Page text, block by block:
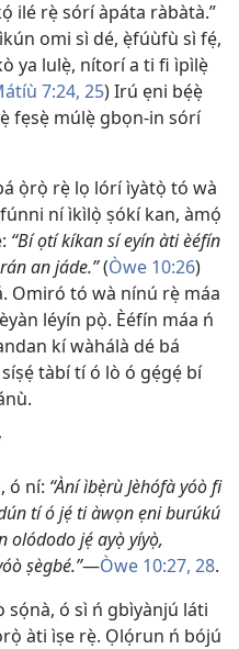
ilé rẹ̀ sórí àpáta ràbàtà.”
omi sì dé, ẹ̀fúùfù sì fẹ́,
ya lulẹ̀, nítorí a ti fi ìpìlẹ̀
7:24, 25) Irú ẹni bẹ́ẹ̀
fẹsẹ̀ múlẹ̀ gbọn-in sórí
ọ̀rọ̀ rẹ̀ lọ lórí ìyàtọ̀ tó wà
ní ìkìlọ̀ ṣókí kan, àmọ́
“Bí ọtí kíkan sí eyín àti èéfín
an jáde.”(Òwe 10:26)
Omiró tó wà nínú rẹ̀ máa
léyín pọ̀. Èéfín máa ń
kí wàhálà dé bá
tàbí tí ó lò ó gẹ́gẹ́ bí
ó ní: “Àní ìbẹ̀rù Jèhófà yóò fi
tí ó jẹ́ ti àwọn ẹni burúkú
olódodo jẹ́ ayọ̀ yíyọ̀,
ṣègbé.”—Òwe 10:27, 28.
ó sì ń gbìyànjú láti
àti ìṣe rẹ̀. Ọlọ́run ń bójú